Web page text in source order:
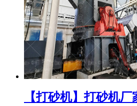
【打砂机】打砂机